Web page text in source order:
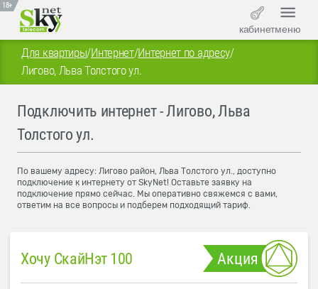
18+
кабинетменю
Для квартиры/Интернет/Интернет по адресу/
Лигово, Льва Толстого ул.
Подключить интернет - Лигово, Льва
Толстого ул.
По вашему адресу: Лигово район, Льва Толстого ул., доступно
подключение к интернету от SkyNet! Оставьте заявку на
подключение прямо сейчас. Мы оперативно свяжемся с вами,
ответим на все вопросы и подберем подходящий тариф.
Хочу СкайНэт 100 Акция